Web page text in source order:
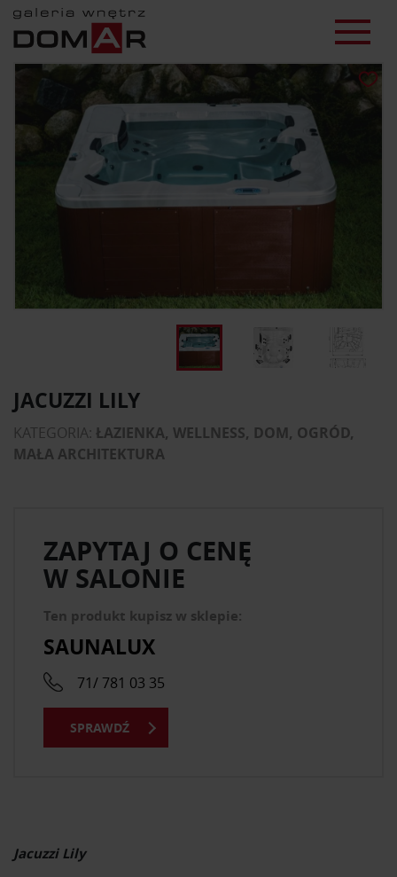
JACUZZI LILY
KATEGORIA: ŁAZIENKA, WELLNESS, DOM, OGRÓD,
MAŁA ARCHITEKTURA
Jacuzzi Lily
ZAPYTAJ O CENĘ
W SALONIE
Ten produkt kupisz w sklepie:
SAUNALUX
71/ 781 03 35
SPRAWDŹ